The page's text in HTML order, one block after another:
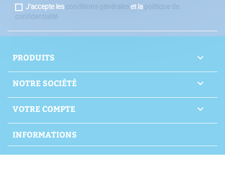
J'accepte les et la
PRODUITS 
NOTRE SOCIÉTÉ 
VOTRE COMPTE 
INFORMATIONS